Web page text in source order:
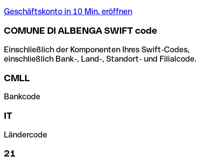
Geschäftskonto in 10 Min. eröffnen
COMUNE DI ALBENGA SWIFT code
Einschließlich der Komponenten Ihres Swift-Codes,
einschließlich Bank-, Land-, Standort- und Filialcode.
CMLL
Bankcode
IT
Ländercode
21